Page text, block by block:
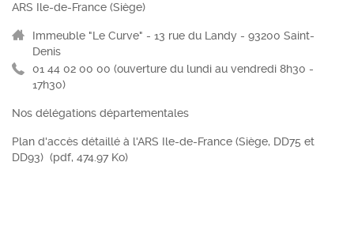
ARS Ile-de-France (Siège)
Immeuble "Le Curve" - 13 rue du Landy - 93200 Saint-
Denis
01 44 02 00 00 (ouverture du lundi au vendredi 8h30 -
17h30)
Nos délégations départementales
Plan d'accès détaillé à l'ARS Ile-de-France (Siège, DD75 et
DD93) (pdf, 474.97 Ko)